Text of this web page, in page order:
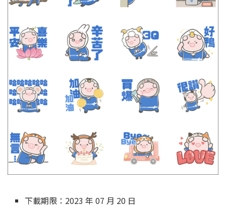
下載期限：2023 年 07 月 20 日